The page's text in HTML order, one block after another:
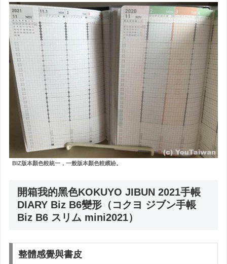
BIZ版本顏色較統一，一般版本顏色較繽紛。
開箱我的黑色KOKUYO JIBUN 2021手帳
DIARY Biz B6變形（コクヨ ジブン⼿帳
Biz B6 スリム mini2021）
整體感覺與書皮